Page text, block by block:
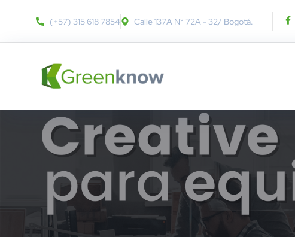
(+57) 315 618 7854 Calle 137A N° 72A - 32​/ Bogotá.